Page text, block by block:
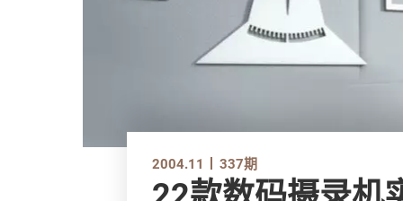
2004.11 337期